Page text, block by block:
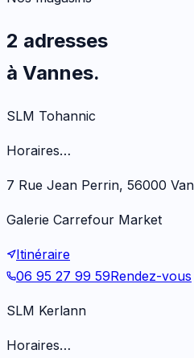
2 adresses
à Vannes.
SLM Tohannic
Horaires…
7 Rue Jean Perrin, 56000
Galerie Carrefour Market
Itinéraire
06 95 27 99 59Rendez-vous
SLM Kerlann
Horaires…